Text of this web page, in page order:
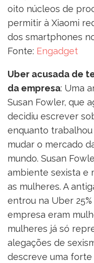
oito núcleos de
permitir à Xiaomi
dos smartphones
Fonte: Engadget
Uber acusada de
da empresa: Uma
Susan Fowler, que
decidiu escrever
enquanto
mudar o mercado
mundo. Susan
ambiente sexista e
as mulheres. A
entrou na Uber
empresa eram
mulheres já só
alegações de
descreve uma